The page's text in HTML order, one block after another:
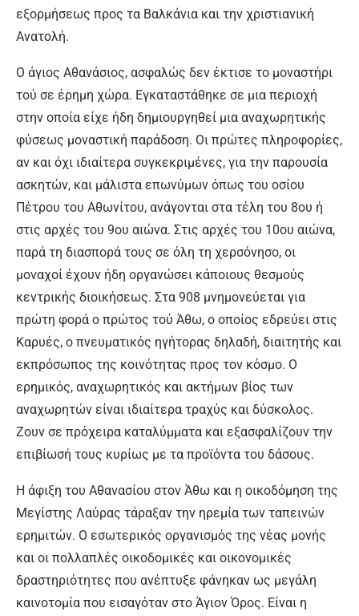
εξορμήσεως προς τα Βαλκάνια και την χριστιανική
Ανατολή.
Ο άγιος Αθανάσιος, ασφαλώς δεν έκτισε το μοναστήρι
τού σε έρημη χώρα. Εγκαταστάθηκε σε μια περιοχή
στην οποία είχε ήδη δημιουργηθεί μια αναχωρητικής
φύσεως μοναστική παράδοση. Οι πρώτες πληροφορίες,
αν και όχι ιδιαίτερα συγκεκριμένες, για την παρουσία
ασκητών, και μάλιστα επωνύμων όπως του οσίου
Πέτρου του Αθωνίτου, ανάγονται στα τέλη του 8ου ή
στις αρχές του 9ου αιώνα. Στις αρχές του 10ου αιώνα,
παρά τη διασπορά τους σε όλη τη χερσόνησο, οι
μοναχοί έχουν ήδη οργανώσει κάποιους θεσμούς
κεντρικής διοικήσεως. Στα 908 μνημονεύεται για
πρώτη φορά ο πρώτος τού Άθω, ο οποίος εδρεύει στις
Καρυές, ο πνευματικός ηγήτορας δηλαδή, διαιτητής και
εκπρόσωπος της κοινότητας προς τον κόσμο. Ο
ερημικός, αναχωρητικός και ακτήμων βίος των
αναχωρητών είναι ιδιαίτερα τραχύς και δύσκολος.
Ζουν σε πρόχειρα καταλύμματα και εξασφαλίζουν την
επιβίωσή τους κυρίως με τα προϊόντα του δάσους.
Η άφιξη του Αθανασίου στον Άθω και η οικοδόμηση της
Μεγίστης Λαύρας τάραξαν την ηρεμία των ταπεινών
ερημιτών. Ο εσωτερικός οργανισμός της νέας μονής
και οι πολλαπλές οικοδομικές και οικονομικές
δραστηριότητες που ανέπτυξε φάνηκαν ως μεγάλη
καινοτομία που εισαγόταν στο Άγιον Όρος. Είναι η